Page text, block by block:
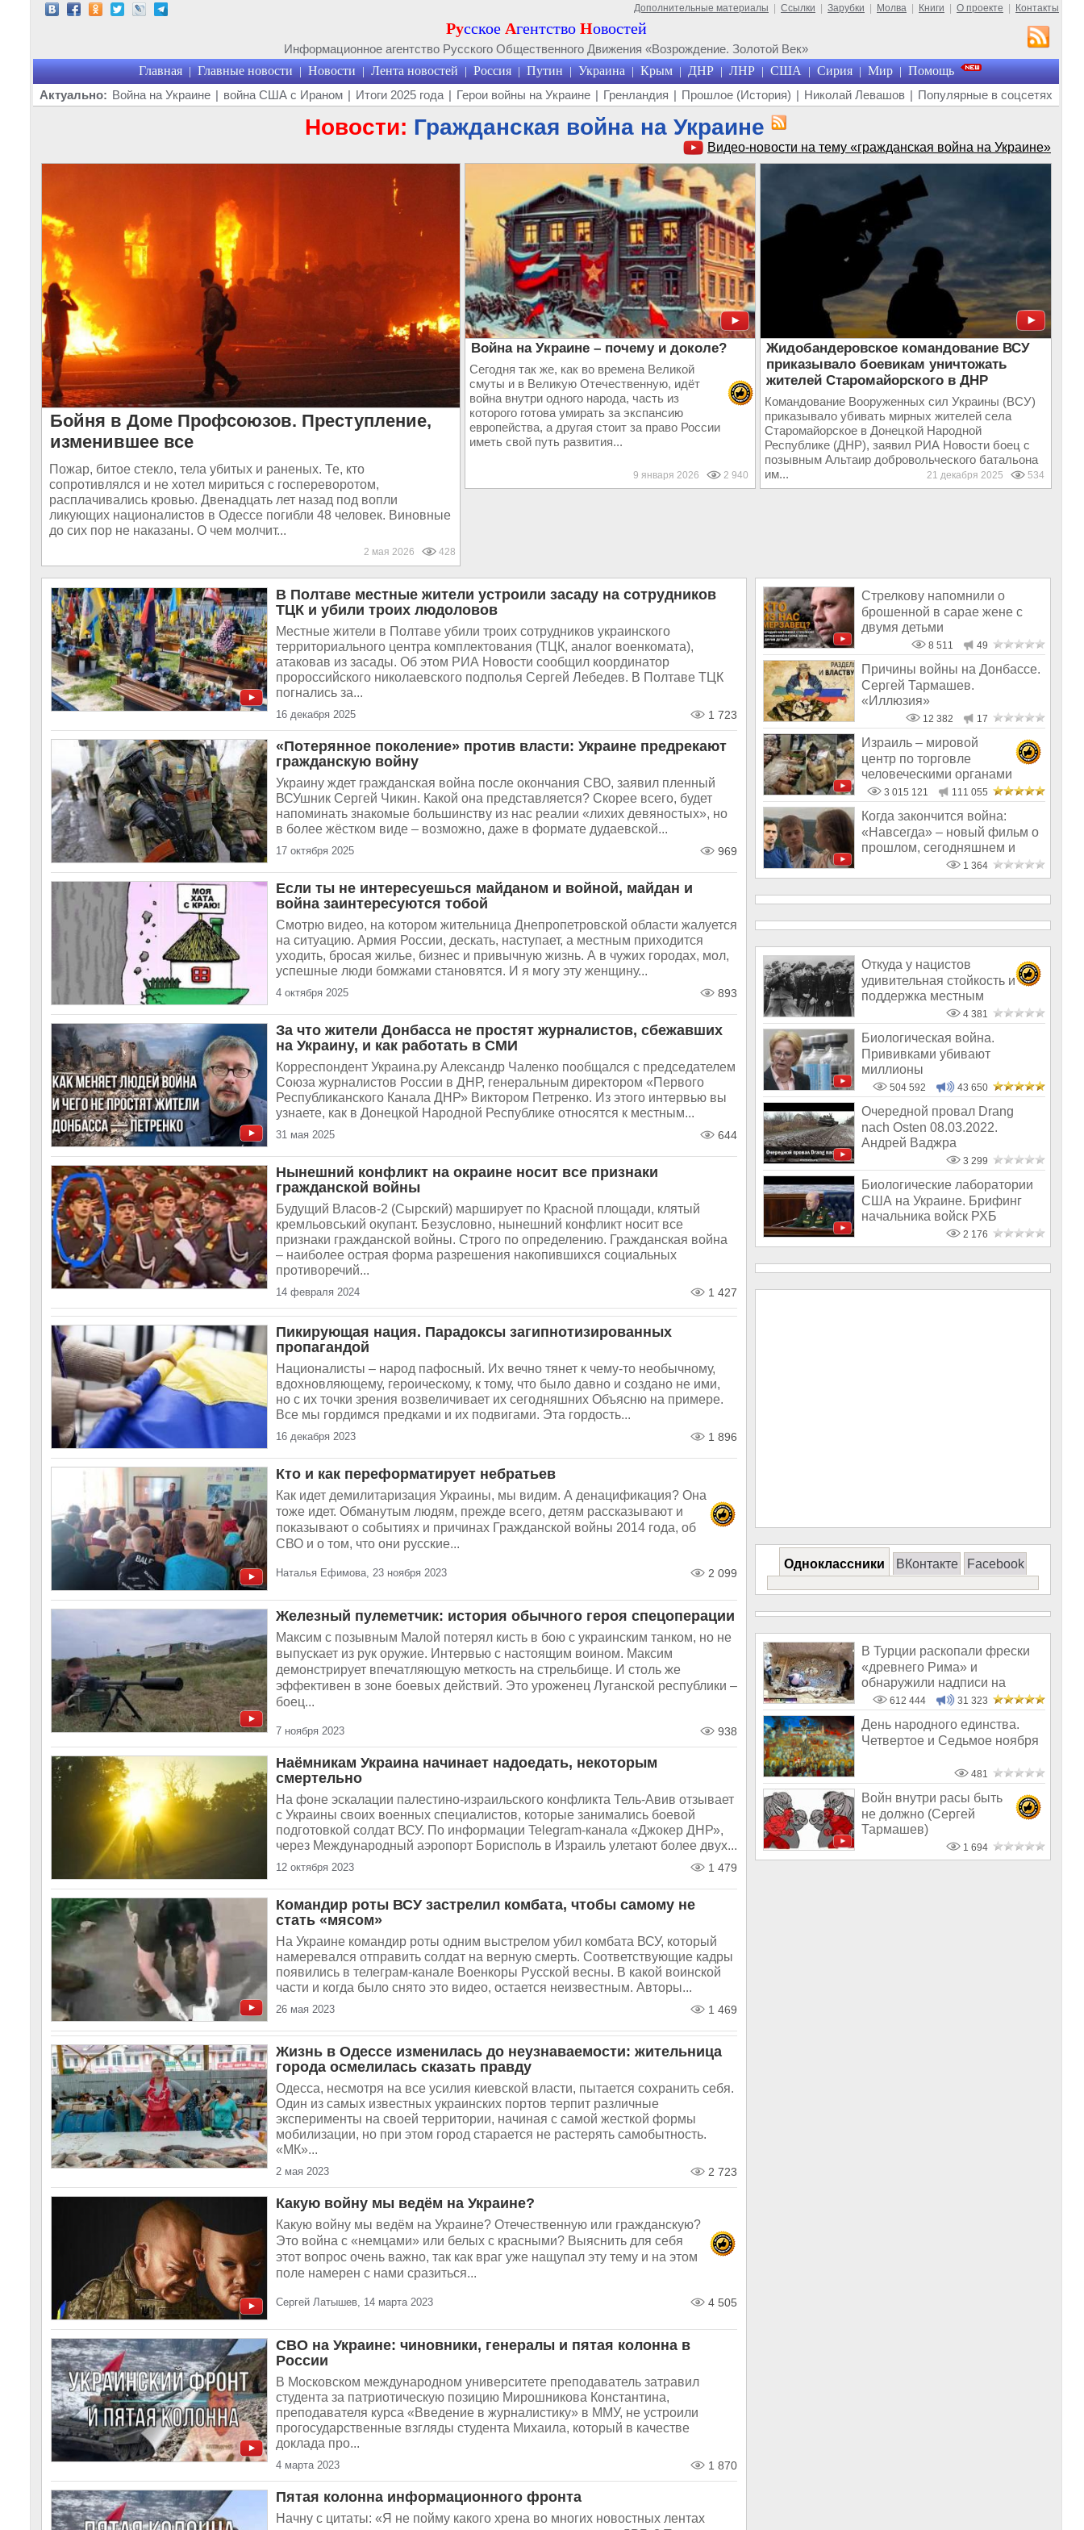
Дополнительные материалы Ссылки Зарубки Молва Книги О проекте Контакты
Русское Агентство Новостей
Информационное агентство Русского Общественного Движения «Возрождение. Золотой Век»
Главная | Главные новости | Новости | Лента новостей | Россия | Путин | Украина | Крым | ДНР | ЛНР | США | Сирия | Мир | Помощь
Актуально: Война на Украине | война США с Ираном | Итоги 2025 года | Герои войны на Украине | Гренландия | Прошлое (История) | Николай Левашов | Популярные в соцсетях
Новости: Гражданская война на Украине
Видео-новости на тему «гражданская война на Украине»
Бойня в Доме Профсоюзов. Преступление,
изменившее все
Пожар, битое стекло, тела убитых и раненых. Те, кто
сопротивлялся и не хотел мириться с госпереворотом,
расплачивались кровью. Двенадцать лет назад под вопли
ликующих националистов в Одессе погибли 48 человек. Виновные
до сих пор не наказаны. О чем молчит...
2 мая 2026 428
Война на Украине – почему и доколе?
Сегодня так же, как во времена Великой
смуты и в Великую Отечественную, идёт
война внутри одного народа, часть из
которого готова умирать за экспансию
европейства, а другая стоит за право России
иметь свой путь развития...
9 января 2026 2 940
Жидобандеровское командование ВСУ
приказывало боевикам уничтожать
жителей Старомайорского в ДНР
Командование Вооруженных сил Украины (ВСУ)
приказывало убивать мирных жителей села
Старомайорское в Донецкой Народной
Республике (ДНР), заявил РИА Новости боец с
позывным Альтаир добровольческого батальона
им...
21 декабря 2025 534
В Полтаве местные жители устроили засаду на сотрудников
ТЦК и убили троих людоловов
Местные жители в Полтаве убили троих сотрудников украинского
территориального центра комплектования (ТЦК, аналог военкомата),
атаковав из засады. Об этом РИА Новости сообщил координатор
пророссийского николаевского подполья Сергей Лебедев. В Полтаве ТЦК
погнались за...
16 декабря 2025 1 723
«Потерянное поколение» против власти: Украине предрекают
гражданскую войну
Украину ждет гражданская война после окончания СВО, заявил пленный
ВСУшник Сергей Чикин. Какой она представляется? Скорее всего, будет
напоминать знакомые большинству из нас реалии «лихих девяностых», но
в более жёстком виде – возможно, даже в формате дудаевской...
17 октября 2025 969
Если ты не интересуешься майданом и войной, майдан и
война заинтересуются тобой
Смотрю видео, на котором жительница Днепропетровской области жалуется
на ситуацию. Армия России, дескать, наступает, а местным приходится
уходить, бросая жилье, бизнес и привычную жизнь. А в чужих городах, мол,
успешные люди бомжами становятся. И я могу эту женщину...
4 октября 2025 893
За что жители Донбасса не простят журналистов, сбежавших
на Украину, и как работать в СМИ
Корреспондент Украина.ру Александр Чаленко пообщался с председателем
Союза журналистов России в ДНР, генеральным директором «Первого
Республиканского Канала ДНР» Виктором Петренко. Из этого интервью вы
узнаете, как в Донецкой Народной Республике относятся к местным...
31 мая 2025 644
Нынешний конфликт на окраине носит все признаки
гражданской войны
Будущий Власов-2 (Сырский) марширует по Красной площади, клятый
кремльовський окупант. Безусловно, нынешний конфликт носит все
признаки гражданской войны. Строго по определению. Гражданская война
– наиболее острая форма разрешения накопившихся социальных
противоречий...
14 февраля 2024 1 427
Пикирующая нация. Парадоксы загипнотизированных
пропагандой
Националисты – народ пафосный. Их вечно тянет к чему-то необычному,
вдохновляющему, героическому, к тому, что было давно и создано не ими,
но с их точки зрения возвеличивает их сегодняшних Объясню на примере.
Все мы гордимся предками и их подвигами. Эта гордость...
16 декабря 2023 1 896
Кто и как переформатирует небратьев
Как идет демилитаризация Украины, мы видим. А денацификация? Она
тоже идет. Обманутым людям, прежде всего, детям рассказывают и
показывают о событиях и причинах Гражданской войны 2014 года, об
СВО и о том, что они русские...
Наталья Ефимова, 23 ноября 2023 2 099
Железный пулеметчик: история обычного героя спецоперации
Максим с позывным Малой потерял кисть в бою с украинским танком, но не
выпускает из рук оружие. Интервью с настоящим воином. Максим
демонстрирует впечатляющую меткость на стрельбище. И столь же
эффективен в зоне боевых действий. Это уроженец Луганской республики –
боец...
7 ноября 2023 938
Наёмникам Украина начинает надоедать, некоторым
смертельно
На фоне эскалации палестино-израильского конфликта Тель-Авив отзывает
с Украины своих военных специалистов, которые занимались боевой
подготовкой солдат ВСУ. По информации Telegram-канала «Джокер ДНР»,
через Международный аэропорт Борисполь в Израиль улетают более двух...
12 октября 2023 1 479
Командир роты ВСУ застрелил комбата, чтобы самому не
стать «мясом»
На Украине командир роты одним выстрелом убил комбата ВСУ, который
намеревался отправить солдат на верную смерть. Соответствующие кадры
появились в телеграм-канале Военкоры Русской весны. В какой воинской
части и когда было снято это видео, остается неизвестным. Авторы...
26 мая 2023 1 469
Жизнь в Одессе изменилась до неузнаваемости: жительница
города осмелилась сказать правду
Одесса, несмотря на все усилия киевской власти, пытается сохранить себя.
Один из самых известных украинских портов терпит различные
эксперименты на своей территории, начиная с самой жесткой формы
мобилизации, но при этом город старается не растерять самобытность.
«МК»...
2 мая 2023 2 723
Какую войну мы ведём на Украине?
Какую войну мы ведём на Украине? Отечественную или гражданскую?
Это война с «немцами» или белых с красными? Выяснить для себя
этот вопрос очень важно, так как враг уже нащупал эту тему и на этом
поле намерен с нами сразиться...
Сергей Латышев, 14 марта 2023 4 505
СВО на Украине: чиновники, генералы и пятая колонна в
России
В Московском международном университете преподаватель затравил
студента за патриотическую позицию Мирошникова Константина,
преподавателя курса «Введение в журналистику» в ММУ, не устроили
прогосударственные взгляды студента Михаила, который в качестве
доклада про...
4 марта 2023 1 870
Пятая колонна информационного фронта
Начну с цитаты: «Я не пойму какого хрена во многих новостных лентах
Стрелкову напомнили о
брошенной в сарае жене с
двумя детьми
8 511 49
Причины войны на Донбассе.
Сергей Тармашев.
«Иллюзия»
12 382 17
Израиль – мировой
центр по торговле
человеческими органами
3 015 121 111 055
Когда закончится война:
«Навсегда» – новый фильм о
прошлом, сегодняшнем и
1 364
Откуда у нацистов
удивительная стойкость и
поддержка местным
4 381
Биологическая война.
Прививками убивают
миллионы
504 592 43 650
Очередной провал Drang
nach Osten 08.03.2022.
Андрей Ваджра
3 299
Биологические лаборатории
США на Украине. Брифинг
начальника войск РХБ
защиты ВС Ро
2 176
Одноклассники ВКонтакте Facebook
В Турции раскопали фрески
«древнего Рима» и
обнаружили надписи на
Русском!
612 444 31 323
День народного единства.
Четвертое и Седьмое ноября
481
Войн внутри расы быть
не должно (Сергей
Тармашев)
1 694